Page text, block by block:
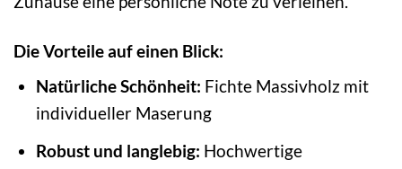
Die Vorteile auf einen Blick:
Natürliche Schönheit: Fichte Massivholz mit
individueller Maserung
Robust und langlebig: Hochwertige